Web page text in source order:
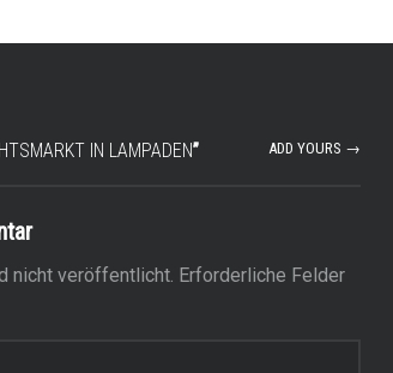
IN LAMPADEN” ADD YOURS →
nicht veröffentlicht. Erforderliche Felder